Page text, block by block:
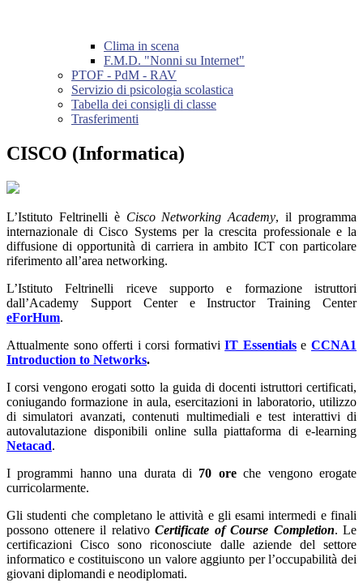
Clima in scena
F.M.D. "Nonni su Internet"
PTOF - PdM - RAV
Servizio di psicologia scolastica
Tabella dei consigli di classe
Trasferimenti
CISCO (Informatica)
L’Istituto Feltrinelli è Cisco Networking Academy, il programma
internazionale di Cisco Systems per la crescita professionale e la
diffusione di opportunità di carriera in ambito ICT con particolare
riferimento all’area networking.
L’Istituto Feltrinelli riceve supporto e formazione istruttori
dall’Academy Support Center e Instructor Training Center
eForHum.
Attualmente sono offerti i corsi formativiIT EssentialseCCNA1
Introduction to Networks.
I corsi vengono erogati sotto la guida di docenti istruttori certificati,
coniugando formazione in aula, esercitazioni in laboratorio, utilizzo
di simulatori avanzati, contenuti multimediali e test interattivi di
autovalutazione disponibili online sulla piattaforma di e-learning
Netacad.
I programmi hanno una durata di 70 oreche vengono erogate
curricolarmente.
Gli studenti che completano le attività e gli esami intermedi e finali
possono ottenere il relativo Certificate of Course Completion. Le
certificazioni Cisco sono riconosciute dalle aziende del settore
informatico e costituiscono un valore aggiunto per l’occupabilità dei
giovani diplomandi e neodiplomati.